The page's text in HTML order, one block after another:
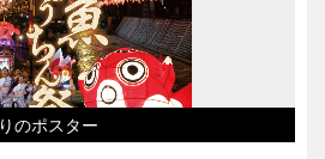
のポスター